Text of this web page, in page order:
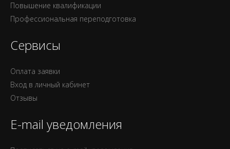
Повышение квалификации
Профессиональная переподготовка
Сервисы
Оплата заявки
Вход в личный кабинет
Отзывы
E-mail уведомления